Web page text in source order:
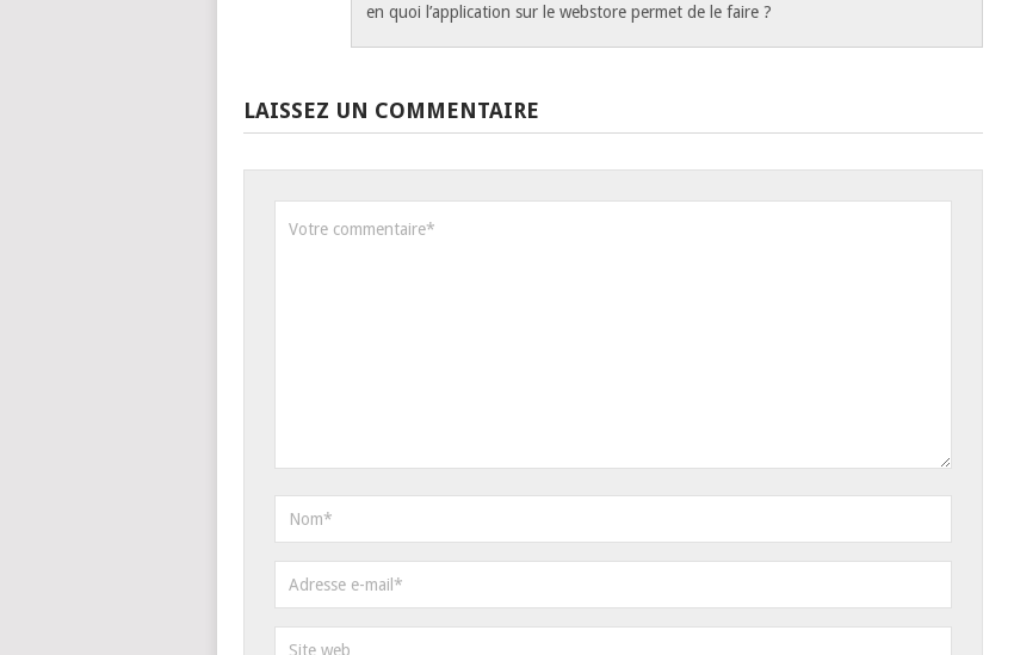
en quoi l’application sur le webstore permet de le faire ?
LAISSEZ UN COMMENTAIRE